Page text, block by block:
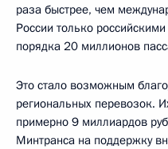
раза быстрее, чем
России только
порядка 20 миллионов
Это стало возможным
региональных перевозок.
примерно 9 миллиардов
Минтранса на поддержку